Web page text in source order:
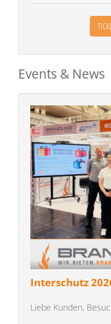
Events & News
Interschutz
Liebe Kunden,